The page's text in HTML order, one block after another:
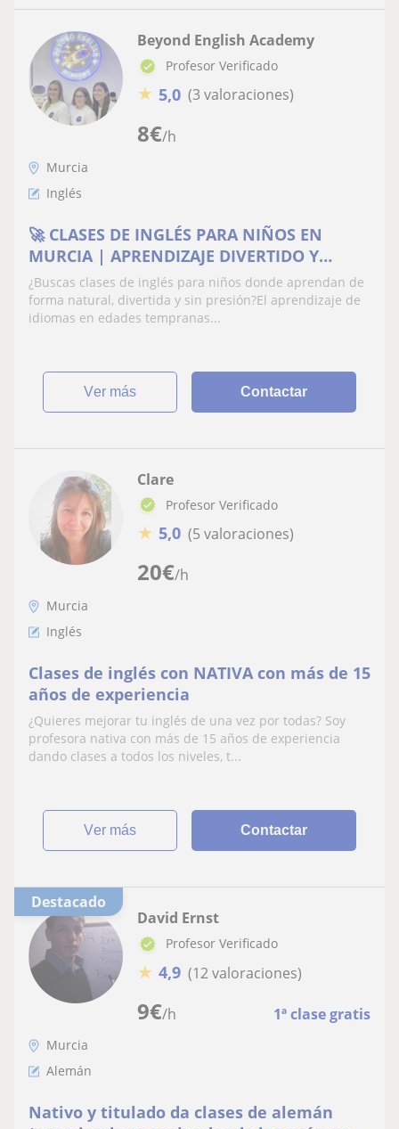
8€/h
Beyond English Academy
Profesor Verificado
★ 5,0 (3 valoraciones)
Murcia
Inglés
🚀 CLASES DE INGLÉS PARA NIÑOS EN
MURCIA | APRENDIZAJE DIVERTIDO Y
DINÁMICO
¿Buscas clases de inglés para niños donde aprendan de
forma natural, divertida y sin presión?El aprendizaje de
idiomas en edades tempranas...
ver más Contactar
20€/h
Clare
Profesor Verificado
★ 5,0 (5 valoraciones)
Murcia
Inglés
Clases de inglés con NATIVA con más de 15
años de experiencia
¿Quieres mejorar tu inglés de una vez por todas? Soy
profesora nativa con más de 15 años de experiencia
dando clases a todos los niveles, t...
ver más Contactar
Destacado
9€/h 1ª clase gratis
David Ernst
Profesor Verificado
★ 4,9 (12 valoraciones)
Murcia
Alemán
Nativo y titulado da clases de alemán